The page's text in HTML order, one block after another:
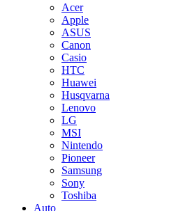
Acer
Apple
ASUS
Canon
Casio
HTC
Huawei
Husqvarna
Lenovo
LG
MSI
Nintendo
Pioneer
Samsung
Sony
Toshiba
Auto